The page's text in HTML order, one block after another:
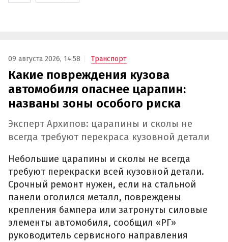
09 августа 2026, 14:58 Транспорт
Какие повреждения кузова
автомобиля опаснее царапин:
названы зоны особого риска
Эксперт Архипов: царапины и сколы не
всегда требуют перекраса кузовной детали
Небольшие царапины и сколы не всегда
требуют перекраски всей кузовной детали.
Срочный ремонт нужен, если на стальной
панели оголился металл, повреждены
крепления бампера или затронуты силовые
элементы автомобиля, сообщил «РГ»
руководитель сервисного направления